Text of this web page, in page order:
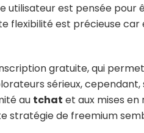
utilisateur est pensée
flexibilité est précieuse
gratuite, qui
sérieux,
au tchat et aux mises en
stratégie de freemium